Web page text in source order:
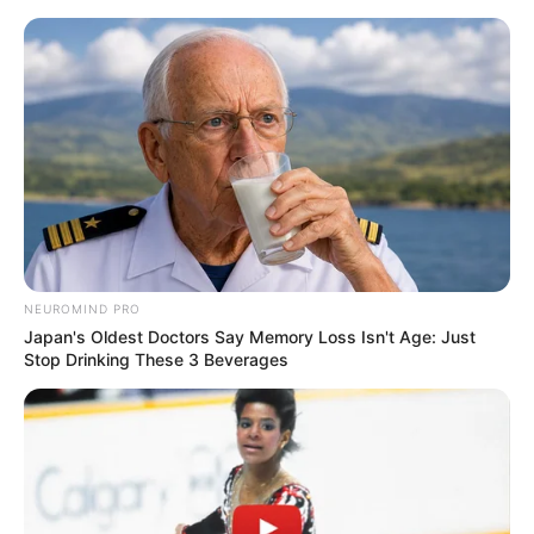
Nowy hit z Polski podbija Netflix! Ta
premiera przyciąga widzów
najmocniej
Mateusz Zaczyk 22 lutego 2025 Aktualności
NEUROMIND PRO
Japan's Oldest Doctors Say Memory Loss Isn't Age: Just
Stop Drinking These 3 Beverages